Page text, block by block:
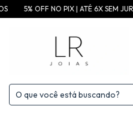
OFF NO PIX | ATÉ 6X SEM JUROS